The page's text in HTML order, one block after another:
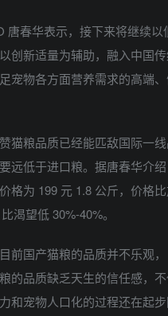
春华表示，接下来将继续以
创新适量为辅助，融入中国
宠物各方面营养需求的高端
粮品质已经能匹敌国际一线
远低于进口粮。据唐春华介
格为 199 元 1.8 公斤，价格
渴望低 30%-40%。
国产猫粮的品质并不乐观，
的品质缺乏天生的信任感，
和宠物人口化的过程还在起